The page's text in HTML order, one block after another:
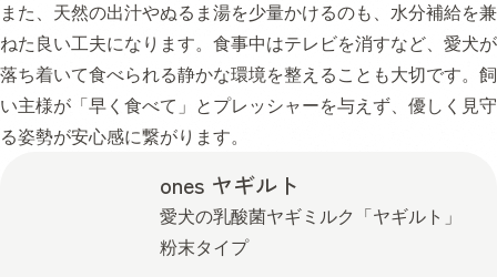
また、天然の出汁やぬるま湯を少量かけるのも、水分補給を兼
ねた良い工夫になります。食事中はテレビを消すなど、愛犬が
落ち着いて食べられる静かな環境を整えることも大切です。飼
い主様が「早く食べて」とプレッシャーを与えず、優しく見守
る姿勢が安心感に繋がります。
ones ヤギルト
愛犬の乳酸菌ヤギミルク「ヤギルト」
粉末タイプ